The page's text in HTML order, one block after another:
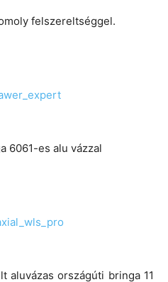
felszereltséggel.
6061-es alu vázzal
aluvázas országúti bringa 11